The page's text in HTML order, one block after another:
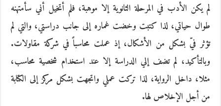
لم يكن الأدب في المرحلة الثانوية إلا موهبة، فلم أتخيل أني سأمتهنه
طوال حياتي، لذا كتبت وخضت غماره إلى جانب دراستي، والتي لم
تؤثر فيّ بشكل من الأشكال، إذ عملت محاسباً في شركة مقاولات.
وبالتأكيد، لم تضف إلي الدراسة إلا عند استخدام شخصية محاسب،
مثلا، داخل الرواية، لذا تركت عملي واتجهت بشكل مركز إلى الكتابة
من أجل الإخلاص لها.